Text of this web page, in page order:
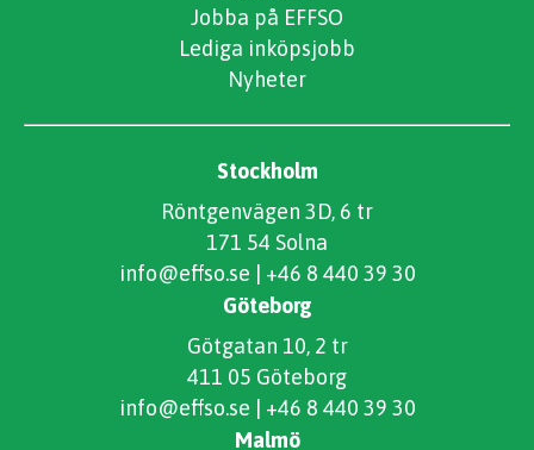
Jobba på EFFSO
Lediga inköpsjobb
Nyheter
Stockholm
Röntgenvägen 3D, 6 tr
171 54 Solna
info@effso.se | +46 8 440 39 30
Göteborg
Götgatan 10, 2 tr
411 05 Göteborg
info@effso.se | +46 8 440 39 30
Malmö